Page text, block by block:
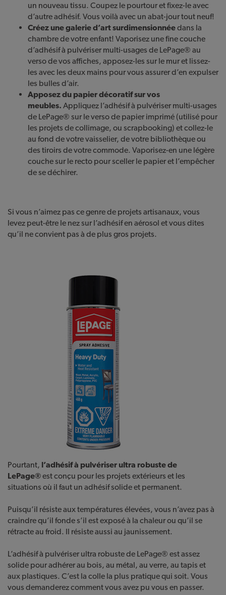
un nouveau tissu. Coupez le pourtour et fixez-le avec
d’autre adhésif. Vous voilà avec un abat-jour tout neuf!
Créez une galerie d’art surdimensionnéedans la
chambre de votre enfant! Vaporisez une fine couche
d’adhésif à pulvériser multi-usages de LePage® au
verso de vos affiches, apposez-les sur le mur et lissez-
les avec les deux mains pour vous assurer d’en expulser
les bulles d’air.
Apposez du papier décoratif sur vos
meubles. Appliquez l’adhésif à pulvériser multi-usages
de LePage® sur le verso de papier imprimé (utilisé pour
les projets de collimage, ou scrapbooking) et collez-le
au fond de votre vaisselier, de votre bibliothèque ou
des tiroirs de votre commode. Vaporisez-en une légère
couche sur le recto pour sceller le papier et l’empêcher
de se déchirer.
Si vous n’aimez pas ce genre de projets artisanaux, vous
levez peut-être le nez sur l’adhésif en aérosol et vous dites
qu’il ne convient pas à de plus gros projets.
Pourtant, l’adhésif à pulvériser ultra robuste de
LePage®est conçu pour les projets extérieurs et les
situations où il faut un adhésif solide et permanent.
Puisqu’il résiste aux températures élevées, vous n’avez pas à
craindre qu’il fonde s’il est exposé à la chaleur ou qu’il se
rétracte au froid. Il résiste aussi au jaunissement.
L’adhésif à pulvériser ultra robuste de LePage® est assez
solide pour adhérer au bois, au métal, au verre, au tapis et
aux plastiques. C’est la colle la plus pratique qui soit. Vous
vous demanderez comment vous avez pu vous en passer.